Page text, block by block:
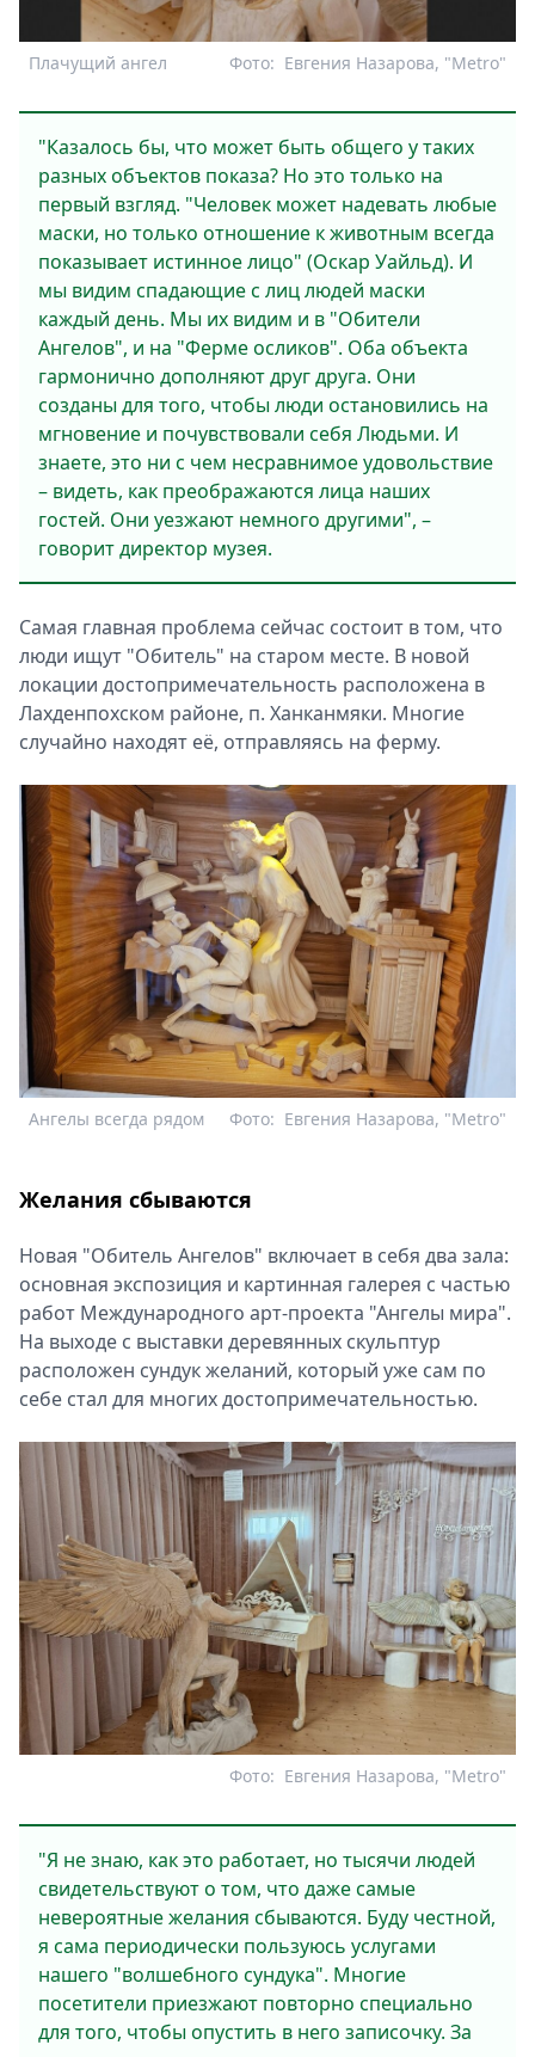
Плачущий ангел Евгения Назарова, "Metro"
Фото:
"Казалось бы, что может быть общего у таких
разных объектов показа? Но это только на
первый взгляд. "Человек может надевать любые
маски, но только отношение к животным всегда
показывает истинное лицо" (Оскар Уайльд). И
мы видим спадающие с лиц людей маски
каждый день. Мы их видим и в "Обители
Ангелов", и на "Ферме осликов". Оба объекта
гармонично дополняют друг друга. Они
созданы для того, чтобы люди остановились на
мгновение и почувствовали себя Людьми. И
знаете, это ни с чем несравнимое удовольствие
– видеть, как преображаются лица наших
гостей. Они уезжают немного другими", –
говорит директор музея.
Самая главная проблема сейчас состоит в том, что
люди ищут "Обитель" на старом месте. В новой
локации достопримечательность расположена в
Лахденпохском районе, п. Ханканмяки. Многие
случайно находят её, отправляясь на ферму.
Ангелы всегда рядом Евгения Назарова, "Metro"
Фото:
Желания сбываются
Новая "Обитель Ангелов" включает в себя два зала:
основная экспозиция и картинная галерея с частью
работ Международного арт-проекта "Ангелы мира".
На выходе с выставки деревянных скульптур
расположен сундук желаний, который уже сам по
себе стал для многих достопримечательностью.
Евгения Назарова, "Metro"
Фото:
"Я не знаю, как это работает, но тысячи людей
свидетельствуют о том, что даже самые
невероятные желания сбываются. Буду честной,
я сама периодически пользуюсь услугами
нашего "волшебного сундука". Многие
посетители приезжают повторно специально
для того, чтобы опустить в него записочку. За